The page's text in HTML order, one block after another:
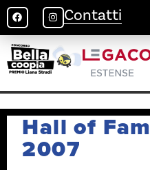
Contatti
Hall of
2007